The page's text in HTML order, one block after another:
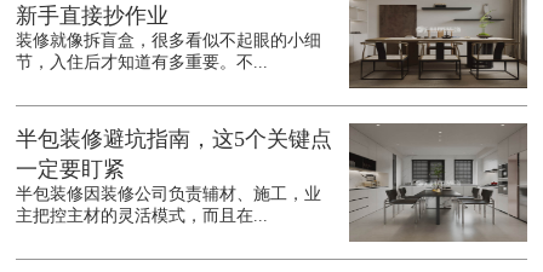
新手直接抄作业
装修就像拆盲盒，很多看似不起眼的小细
节，入住后才知道有多重要。不...
半包装修避坑指南，这5个关键点
一定要盯紧
半包装修因装修公司负责辅材、施工，业
主把控主材的灵活模式，而且在...